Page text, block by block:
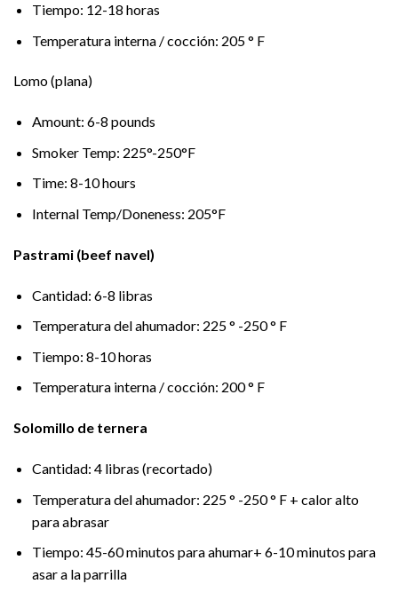
Tiempo: 12-18 horas
Temperatura interna / cocción: 205 ° F
Lomo (plana)
Amount: 6-8 pounds
Smoker Temp: 225°-250°F
Time: 8-10 hours
Internal Temp/Doneness: 205°F
Pastrami (beef navel)
Cantidad: 6-8 libras
Temperatura del ahumador: 225 ° -250 ° F
Tiempo: 8-10 horas
Temperatura interna / cocción: 200 ° F
Solomillo de ternera
Cantidad: 4 libras (recortado)
Temperatura del ahumador: 225 ° -250 ° F + calor alto
para abrasar
Tiempo: 45-60 minutos para ahumar+ 6-10 minutos para
asar a la parrilla